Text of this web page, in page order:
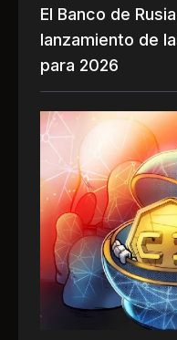
El Banco de
lanzamiento de
para 2026